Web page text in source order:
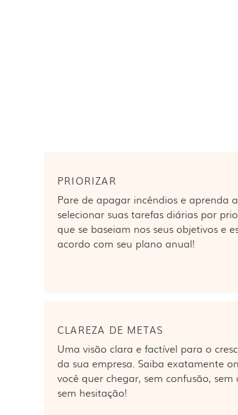
PRIORIZAR
Pare de apagar incêndios e aprenda a
selecionar suas tarefas diárias por
que se baseiam nos seus objetivos e
acordo com seu plano anual!
CLAREZA DE METAS
Uma visão clara e factível para o
da sua empresa. Saiba exatamente
você quer chegar, sem confusão, sem
sem hesitação!